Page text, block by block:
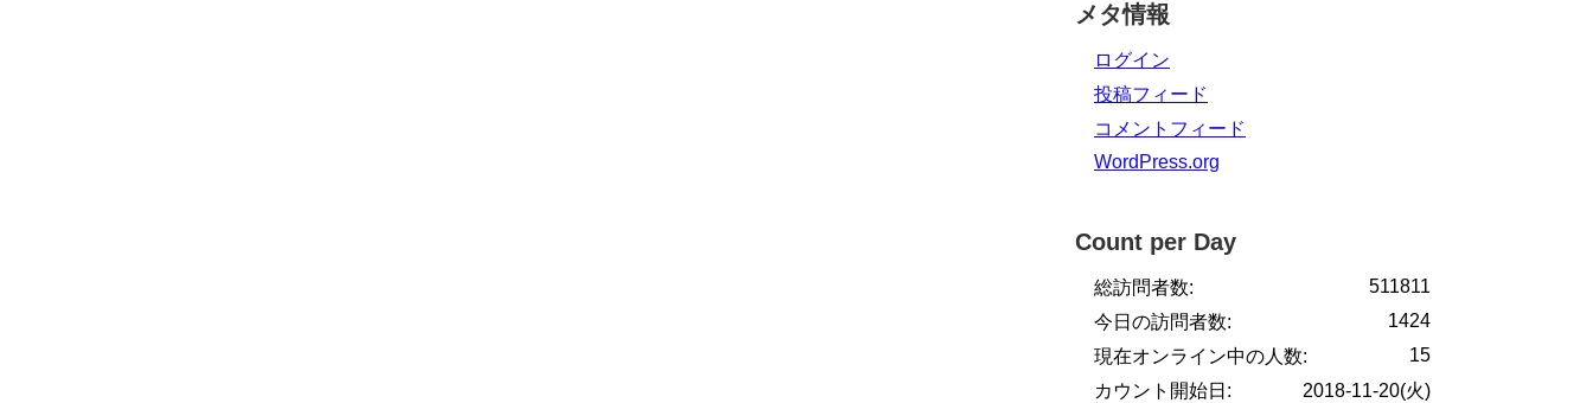
メタ情報
ログイン
投稿フィード
コメントフィード
WordPress.org
Count per Day
511811
総訪問者数:
1424
今日の訪問者数:
15
現在オンライン中の人数:
2018-11-20(火)
カウント開始日: